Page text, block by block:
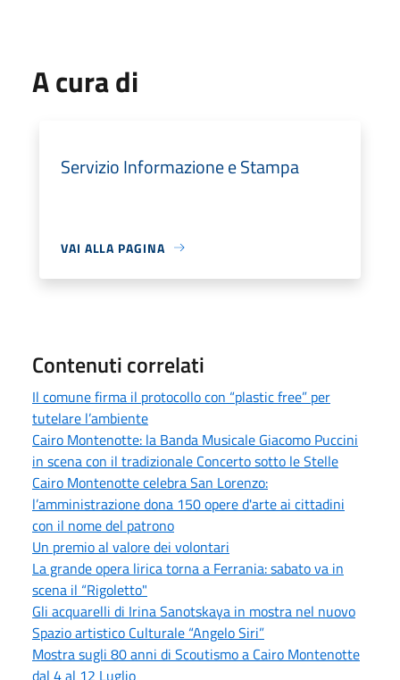
A cura di
Servizio Informazione e Stampa
VAI ALLA PAGINA
Contenuti correlati
Il comune firma il protocollo con “plastic free” per
tutelare l’ambiente
Cairo Montenotte: la Banda Musicale Giacomo Puccini
in scena con il tradizionale Concerto sotto le Stelle
Cairo Montenotte celebra San Lorenzo:
l’amministrazione dona 150 opere d'arte ai cittadini
con il nome del patrono
Un premio al valore dei volontari
La grande opera lirica torna a Ferrania: sabato va in
scena il “Rigoletto"
Gli acquarelli di Irina Sanotskaya in mostra nel nuovo
Spazio artistico Culturale “Angelo Siri”
Mostra sugli 80 anni di Scoutismo a Cairo Montenotte
dal 4 al 12 Luglio